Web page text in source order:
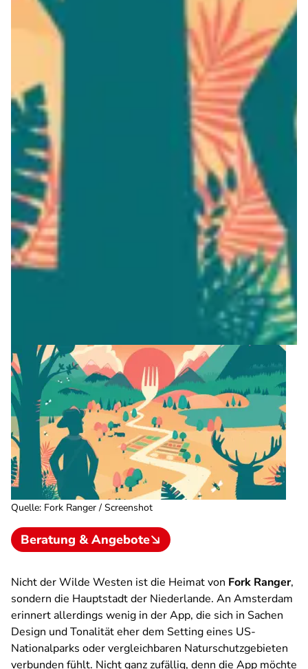
Quelle: Fork Ranger / Screenshot
Beratung & Angebote
Nicht derWilde Westen ist die Heimat von Fork Ranger,
sondern die Hauptstadt der Niederlande. An Amsterdam
erinnert allerdings wenig in der App, die sich in Sachen
Design und Tonalität eher dem Setting eines US-
Nationalparks oder vergleichbaren Naturschutzgebieten
verbunden fühlt. Nicht ganz zufällig, denn die App möchte